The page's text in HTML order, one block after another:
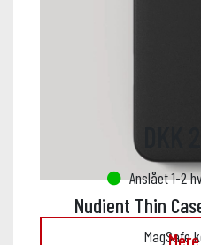
Nudient Thin
MagSafe
Anslået 1-2